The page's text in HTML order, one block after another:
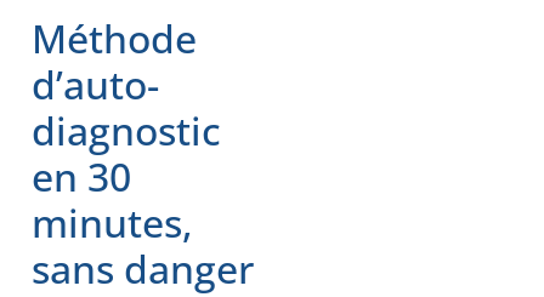
Méthode
d’auto-
diagnostic
en 30
minutes,
sans danger